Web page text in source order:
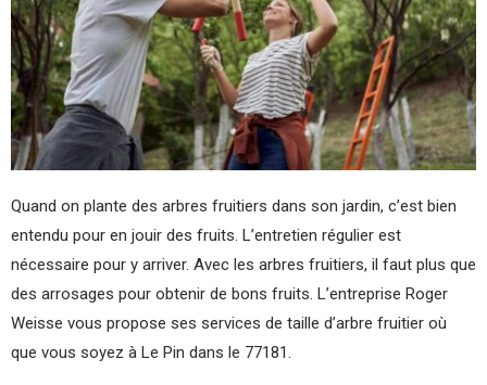
Quand on plante des arbres fruitiers dans son jardin, c’est bien
entendu pour en jouir des fruits. L’entretien régulier est
nécessaire pour y arriver. Avec les arbres fruitiers, il faut plus que
des arrosages pour obtenir de bons fruits. L’entreprise Roger
Weisse vous propose ses services de taille d’arbre fruitier où
que vous soyez à Le Pin dans le 77181.